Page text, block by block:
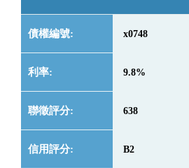
x0748
9.8%
638
B2